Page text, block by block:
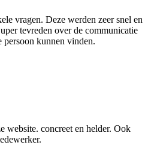
vragen. Deze werden zeer snel en
tevreden over de communicatie
kunnen vinden.
website. concreet en helder. Ook